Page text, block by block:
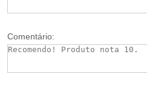
Comentário: